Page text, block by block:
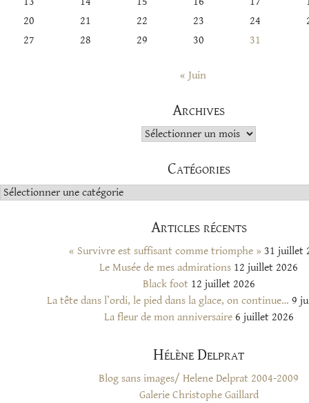
20
21 22 23 24
27
28 29 30 31
« Juin
Archives
Archives
Catégories
Catégories
Articles récents
« Survivre est suffisant comme triomphe » 31 juillet
Le Musée de mes admirations 12 juillet 2026
Black foot 12 juillet 2026
La tête dans l’ordi, le pied dans la glace, on continue… 9
La fleur de mon anniversaire 6 juillet 2026
Hélène Delprat
Blog sans images/ Helene Delprat 2004-2009
Galerie Christophe Gaillard